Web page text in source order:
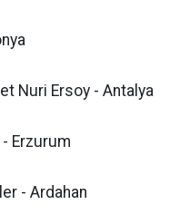
Nuri Ersoy - Antalya
Erzurum
- Ardahan